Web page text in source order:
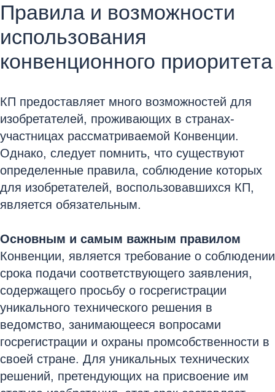
Правила и возможности
использования
конвенционного приоритета
КП предоставляет много возможностей для
изобретателей, проживающих в странах-
участницах рассматриваемой Конвенции.
Однако, следует помнить, что существуют
определенные правила, соблюдение которых
для изобретателей, воспользовавшихся КП,
является обязательным.
Основным и самым важным правилом
Конвенции, является требование о соблюдении
срока подачи соответствующего заявления,
содержащего просьбу о госрегистрации
уникального технического решения в
ведомство, занимающееся вопросами
госрегистрации и охраны промсобственности в
своей стране. Для уникальных технических
решений, претендующих на присвоение им